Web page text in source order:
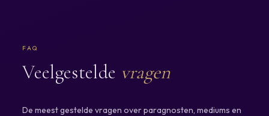
FAQ
Veelgestelde vragen
De meest gestelde vragen over paragnosten, mediums en